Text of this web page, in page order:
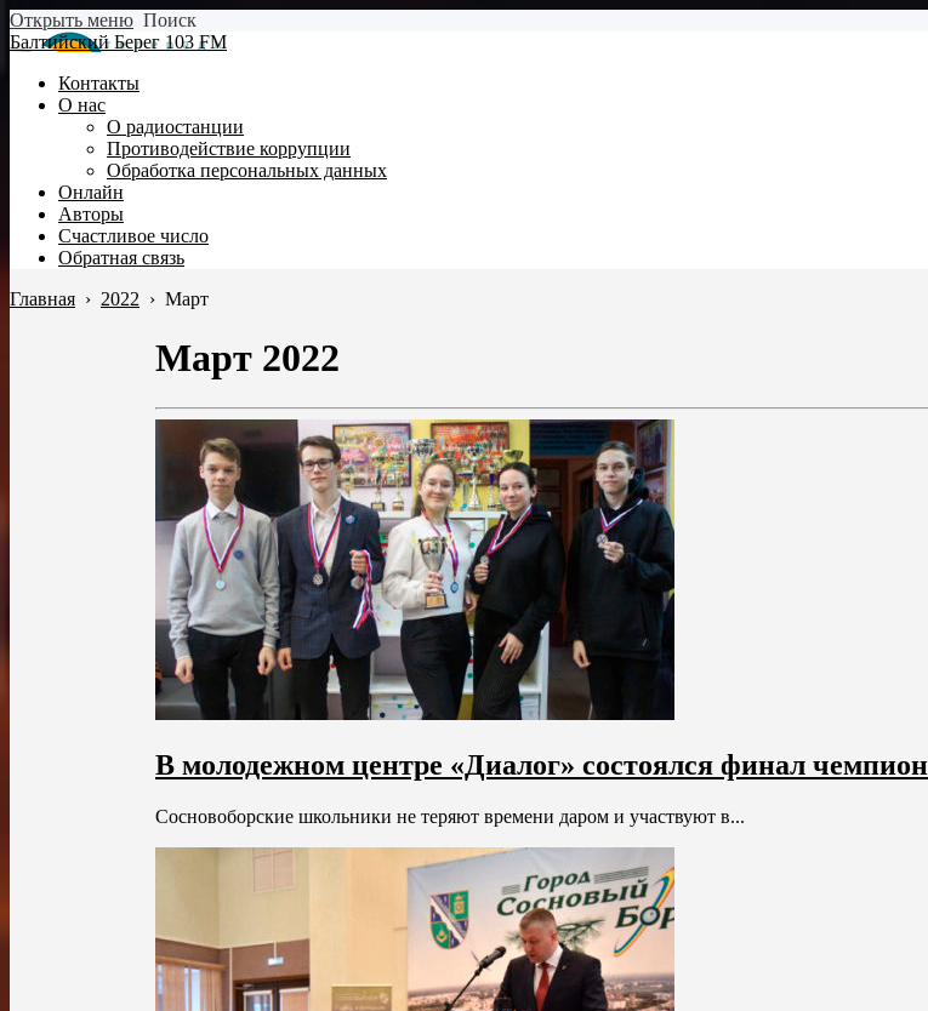
Открыть меню Поиск
Балтийский Берег 103 FM
Контакты
О нас
О радиостанции
Противодействие коррупции
Обработка персональных данных
Онлайн
Авторы
Счастливое число
Обратная связь
Главная › 2022 › Март
Март 2022
В молодежном центре «Диалог» состоялся финал
Сосновоборские школьники не теряют времени даром и участвуют в...